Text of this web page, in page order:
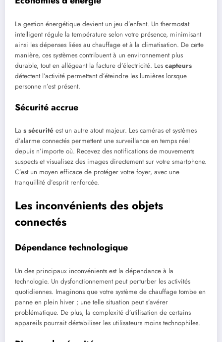
La gestion énergétique devient un jeu d’enfant. Un thermostat
intelligent régule la température selon votre présence, minimisant
ainsi les dépenses liées au chauffage et à la climatisation. De cette
manière, ces systèmes contribuent à un environnement plus
durable, tout en allégeant la facture d’électricité. Les capteurs
détectent l’activité permettant d’éteindre les lumières lorsque
personne n’est présent.
Sécurité accrue
La s sécurité est un autre atout majeur. Les caméras et systèmes
d’alarme connectés permettent une surveillance en temps réel
depuis n’importe où. Recevez des notifications de mouvements
suspects et visualisez des images directement sur votre smartphone.
C’est un moyen efficace de protéger votre foyer, avec une
tranquillité d’esprit renforcée.
Les inconvénients des objets
connectés
Dépendance technologique
Un des principaux inconvénients est la dépendance à la
technologie. Un dysfonctionnement peut perturber les activités
quotidiennes. Imaginons que votre système de chauffage tombe en
panne en plein hiver ; une telle situation peut s’avérer
problématique. De plus, la complexité d’utilisation de certains
appareils pourrait déstabiliser les utilisateurs moins technophiles.